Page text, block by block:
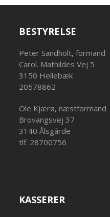
BESTYRELSE
Peter Sandholt, formand
Carol. Mathildes Vej 5
3150 Hellebæk
20578862
Ole Kjærø, næstformand
Brovangsvej 37
3140 Ålsgårde
tlf. 28700756
KASSERER